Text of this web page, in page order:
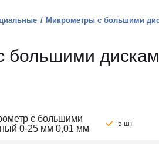
Микрометры с большими
большими
с большими
0-25 мм 0,01 мм
5 шт